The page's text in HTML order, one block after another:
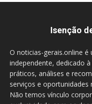
Isenção
O noticias-gerais.online
independente, dedicado
práticos, análises e
serviços e oportunidades
Não temos vínculo